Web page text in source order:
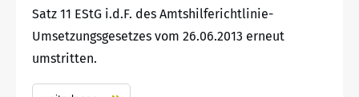
Satz 11 EStG i.d.F. des Amtshilferichtlinie-
Umsetzungsgesetzes vom 26.06.2013 erneut
umstritten.